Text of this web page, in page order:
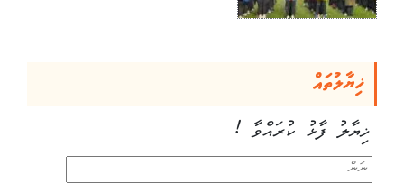
ޚިޔާލުތައް
ޚިޔާލު ފާޅު ކުރައްވާ !